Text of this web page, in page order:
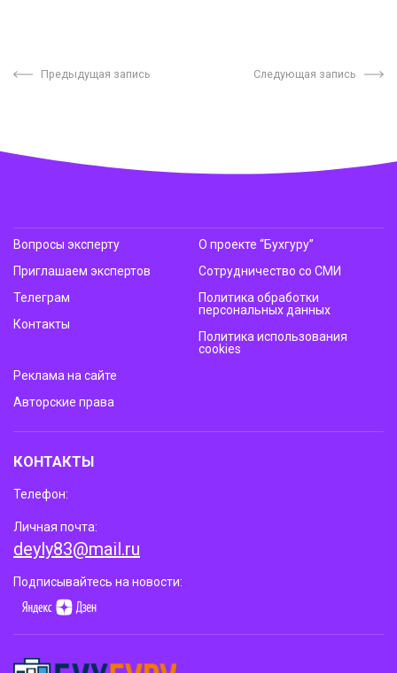
Предыдущая запись Следующая запись
Вопросы эксперту
Приглашаем экспертов
Телеграм
Контакты
О проекте “Бухгуру”
Сотрудничество со СМИ
Политика обработки
персональных данных
Политика использования
cookies
Реклама на сайте
Авторские права
КОНТАКТЫ
Телефон:
Личная почта:
deyly83@mail.ru
Подписывайтесь на новости: